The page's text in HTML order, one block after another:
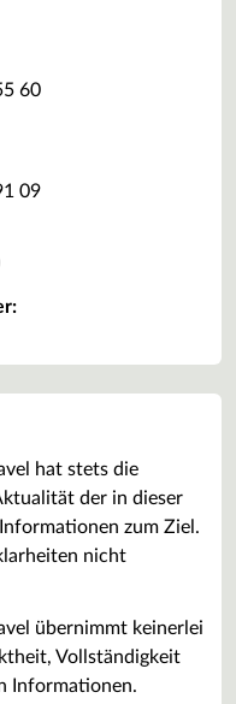
60
09
hat stets die
der in dieser
zum Ziel.
nicht
übernimmt keinerlei
Vollständigkeit
Informationen.